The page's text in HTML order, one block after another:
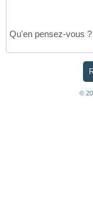
Qu'en pensez-vous ?
©